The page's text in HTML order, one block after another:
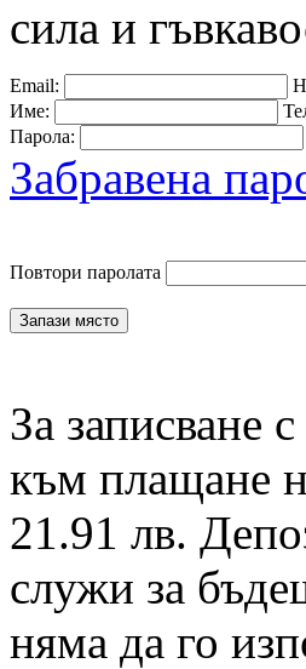
сила и
Email:
Име:
Парола:
Забравена
Повтори паролата
За записване
към плащане
21.91 лв.
служи за
няма да го